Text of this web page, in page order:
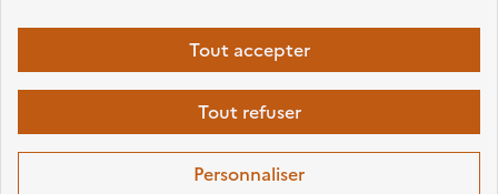
Tout accepter
Tout refuser
Personnaliser
facebook
x instagramlinkedin
Gestion des cookies